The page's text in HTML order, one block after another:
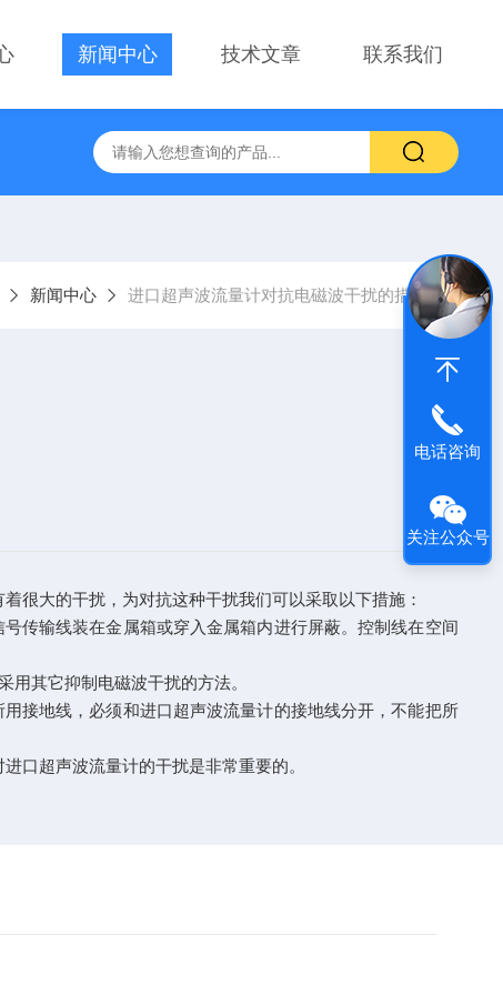
新闻中心 技术文章 联系我们
新闻中心 进口超声波流量计对抗电磁波干扰的措施
很大的干扰，为对抗这种干扰我们可以采取以下措施：
传输线装在金属箱或穿入金属箱内进行屏蔽。控制线在空间
其它抑制电磁波干扰的方法。
接地线，必须和进口超声波流量计的接地线分开，不能把所
口超声波流量计的干扰是非常重要的。
电话咨询
关注公众号